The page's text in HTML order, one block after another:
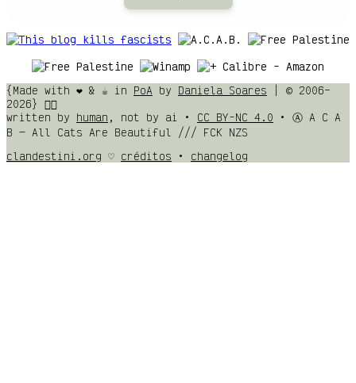
{Made with ❤️ & ☕ in PoA by Daniela Soares | © 2006–
2026} 🏳️‍🌈
written by human , not by ai • CC BY-NC 4.0 • Ⓐ A C A
B — All Cats Are Beautiful /// FCK NZS
clandestini.org ♡ créditos • changelog